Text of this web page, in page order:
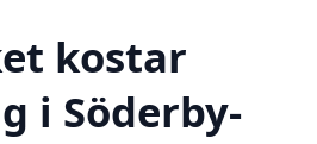
kostar
i Söderby-